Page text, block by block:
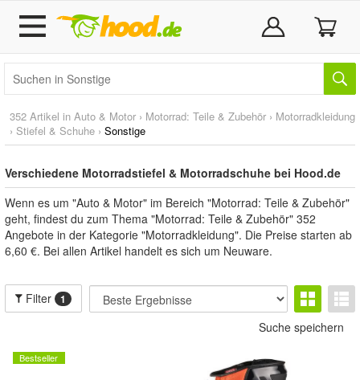
352 Artikel in Auto & Motor › Motorrad: Teile & Zubehör › Motorradkleidung
› Stiefel & Schuhe › Sonstige
Verschiedene Motorradstiefel & Motorradschuhe bei Hood.de
Wenn es um "Auto & Motor" im Bereich "Motorrad: Teile & Zubehör"
geht, findest du zum Thema "Motorrad: Teile & Zubehör" 352
Angebote in der Kategorie "Motorradkleidung". Die Preise starten ab
6,60 €. Bei allen Artikel handelt es sich um Neuware.
Filter 1
Suche speichern
Bestseller